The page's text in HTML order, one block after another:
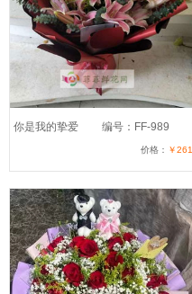
你是我的挚爱 编号：FF-989
价格： ￥261